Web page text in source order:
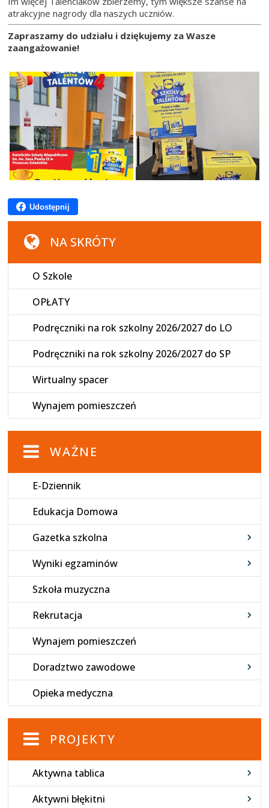
atrakcyjne nagrody dla naszych uczniów.
Zapraszamy do udziału i dziękujemy za Wasze
zaangażowanie!
Udostępnij
NA SKRÓTY
O Szkole
OPŁATY
Podręczniki na rok szkolny 2026/2027 do LO
Podręczniki na rok szkolny 2026/2027 do SP
Wirtualny spacer
Wynajem pomieszczeń
WAŻNE
E-Dziennik
Edukacja Domowa
Gazetka szkolna
Wyniki egzaminów
Szkoła muzyczna
Rekrutacja
Wynajem pomieszczeń
Doradztwo zawodowe
Opieka medyczna
PROJEKTY
Aktywna tablica
Aktywni błękitni